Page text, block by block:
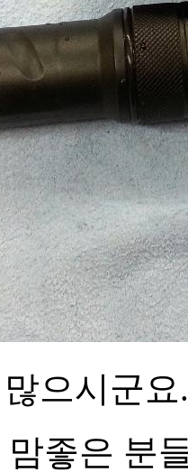
으시군
좋은 분